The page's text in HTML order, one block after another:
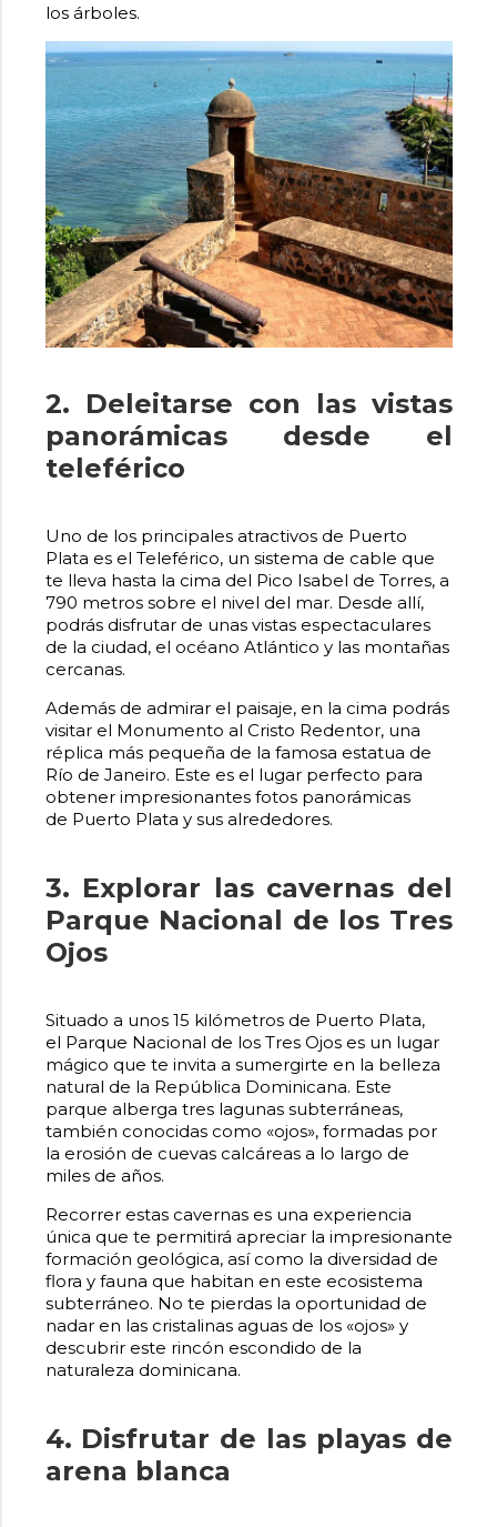
los árboles.
2. Deleitarse con las vistas
panorámicas desde el
teleférico
Uno de los principales atractivos de Puerto
Plata es el Teleférico, un sistema de cable que
te lleva hasta la cima del Pico Isabel de Torres, a
790 metros sobre el nivel del mar. Desde allí,
podrás disfrutar de unas vistas espectaculares
de la ciudad, el océano Atlántico y las montañas
cercanas.
Además de admirar el paisaje, en la cima podrás
visitar el Monumento al Cristo Redentor, una
réplica más pequeña de la famosa estatua de
Río de Janeiro. Este es el lugar perfecto para
obtener impresionantes fotos panorámicas
de Puerto Plata y sus alrededores.
3. Explorar las cavernas del
Parque Nacional de los Tres
Ojos
Situado a unos 15 kilómetros de Puerto Plata,
el Parque Nacional de los Tres Ojos es un lugar
mágico que te invita a sumergirte en la belleza
natural de la República Dominicana. Este
parque alberga tres lagunas subterráneas,
también conocidas como «ojos», formadas por
la erosión de cuevas calcáreas a lo largo de
miles de años.
Recorrer estas cavernas es una experiencia
única que te permitirá apreciar la impresionante
formación geológica, así como la diversidad de
flora y fauna que habitan en este ecosistema
subterráneo. No te pierdas la oportunidad de
nadar en las cristalinas aguas de los «ojos» y
descubrir este rincón escondido de la
naturaleza dominicana.
4. Disfrutar de las playas de
arena blanca